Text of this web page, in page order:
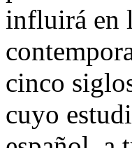
influirá en
cinco
cuyo